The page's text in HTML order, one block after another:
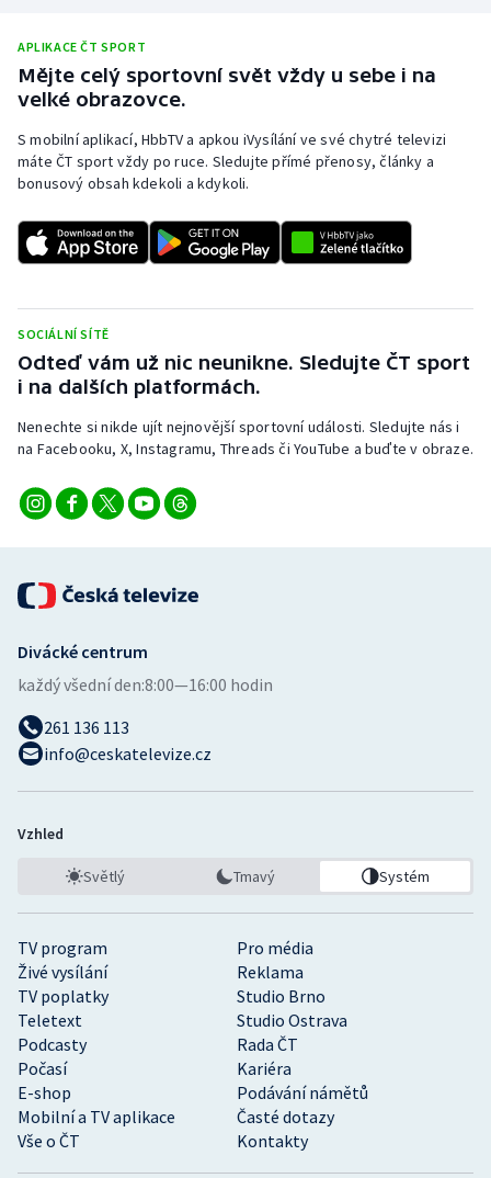
APLIKACE ČT SPORT
Mějte celý sportovní svět vždy u sebe i na
velké obrazovce.
S mobilní aplikací, HbbTV a apkou iVysílání ve své chytré televizi
máte ČT sport vždy po ruce. Sledujte přímé přenosy, články a
bonusový obsah kdekoli a kdykoli.
SOCIÁLNÍ SÍTĚ
Odteď vám už nic neunikne. Sledujte ČT sport
i na dalších platformách.
Nenechte si nikde ujít nejnovější sportovní události. Sledujte nás i
na Facebooku, X, Instagramu, Threads či YouTube a buďte v obraze.
TV program
Pro média
Živé vysílání
Reklama
TV poplatky
Studio Brno
Teletext
Studio Ostrava
Podcasty
Rada ČT
Počasí
Kariéra
E-shop
Podávání námětů
Mobilní a TV aplikace
Časté dotazy
Vše o ČT
Kontakty
Divácké centrum
každý všední den:8:00—16:00 hodin
261 136 113
info@ceskatelevize.cz
Vzhled
Světlý Tmavý Systém